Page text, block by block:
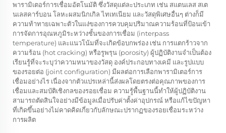
พารามิเตอร์การเชื่อมอัตโนมัติ ซึ่งวัสดุแต่ละประเภท เช่น สแตนเลส สเต
นเลสคาร์บอน โลหะผสมนิกเกิล ไทเทเนียม และวัสดุพิเศษอื่นๆ ต่างก็มี
ความท้าทายเฉพาะตัวในแง่ของการควบคุมปริมาณความร้อนที่ป้อนเข้า
การจัดการอุณหภูมิระหว่างชั้นของการเชื่อม (interpass
temperature) และแนวโน้มที่จะเกิดข้อบกพร่อง เช่น การแตกร้าวจาก
ความร้อน (hot cracking) หรือรูพรุน (porosity) ผู้ปฏิบัติงานจำเป็นต้อง
เรียนรู้ที่จะระบุว่าความหนาของวัสดุ องค์ประกอบทางเคมี และรูปแบบ
ของรอยต่อ (joint configuration) มีผลต่อการเลือกพารามิเตอร์การ
เชื่อมอย่างไร เนื่องจากตัวแปรเหล่านี้ส่งผลโดยตรงต่อคุณภาพของการ
เชื่อมและสมบัติเชิงกลของรอยเชื่อม ความรู้พื้นฐานนี้ทำให้ผู้ปฏิบัติงาน
สามารถตัดสินใจอย่างมีข้อมูลเมื่อปรับค่าตั้งค่าอุปกรณ์ หรือแก้ไขปัญหา
ที่เกิดขึ้นอย่างไม่คาดคิดเกี่ยวกับลักษณะปรากฏของรอยเชื่อมระหว่าง
การผลิต